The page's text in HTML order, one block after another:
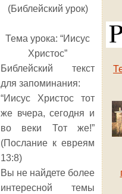
(Библейский урок)
Тема урока: “Иисус
Христос”
Библейский текст
для запоминания:
“Иисус Христос тот
же вчера, сегодня и
во веки Тот же!”
(Послание к евреям
13:8)
Вы не найдете более
интересной темы